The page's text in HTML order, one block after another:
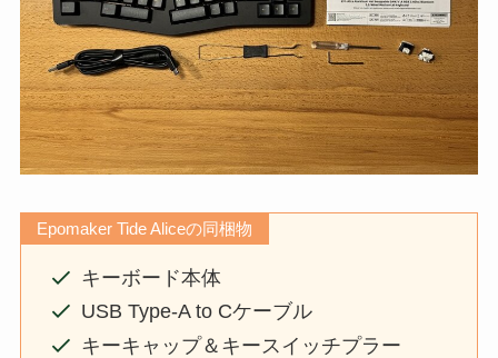
Epomaker Tide Aliceの同梱物
キーボード本体
USB Type-A to Cケーブル
キーキャップ＆キースイッチプラー